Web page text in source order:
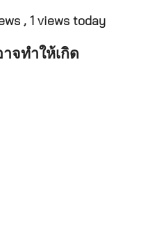
, 1 views today
จทำให้เกิด